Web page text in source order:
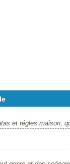
et régles maison,